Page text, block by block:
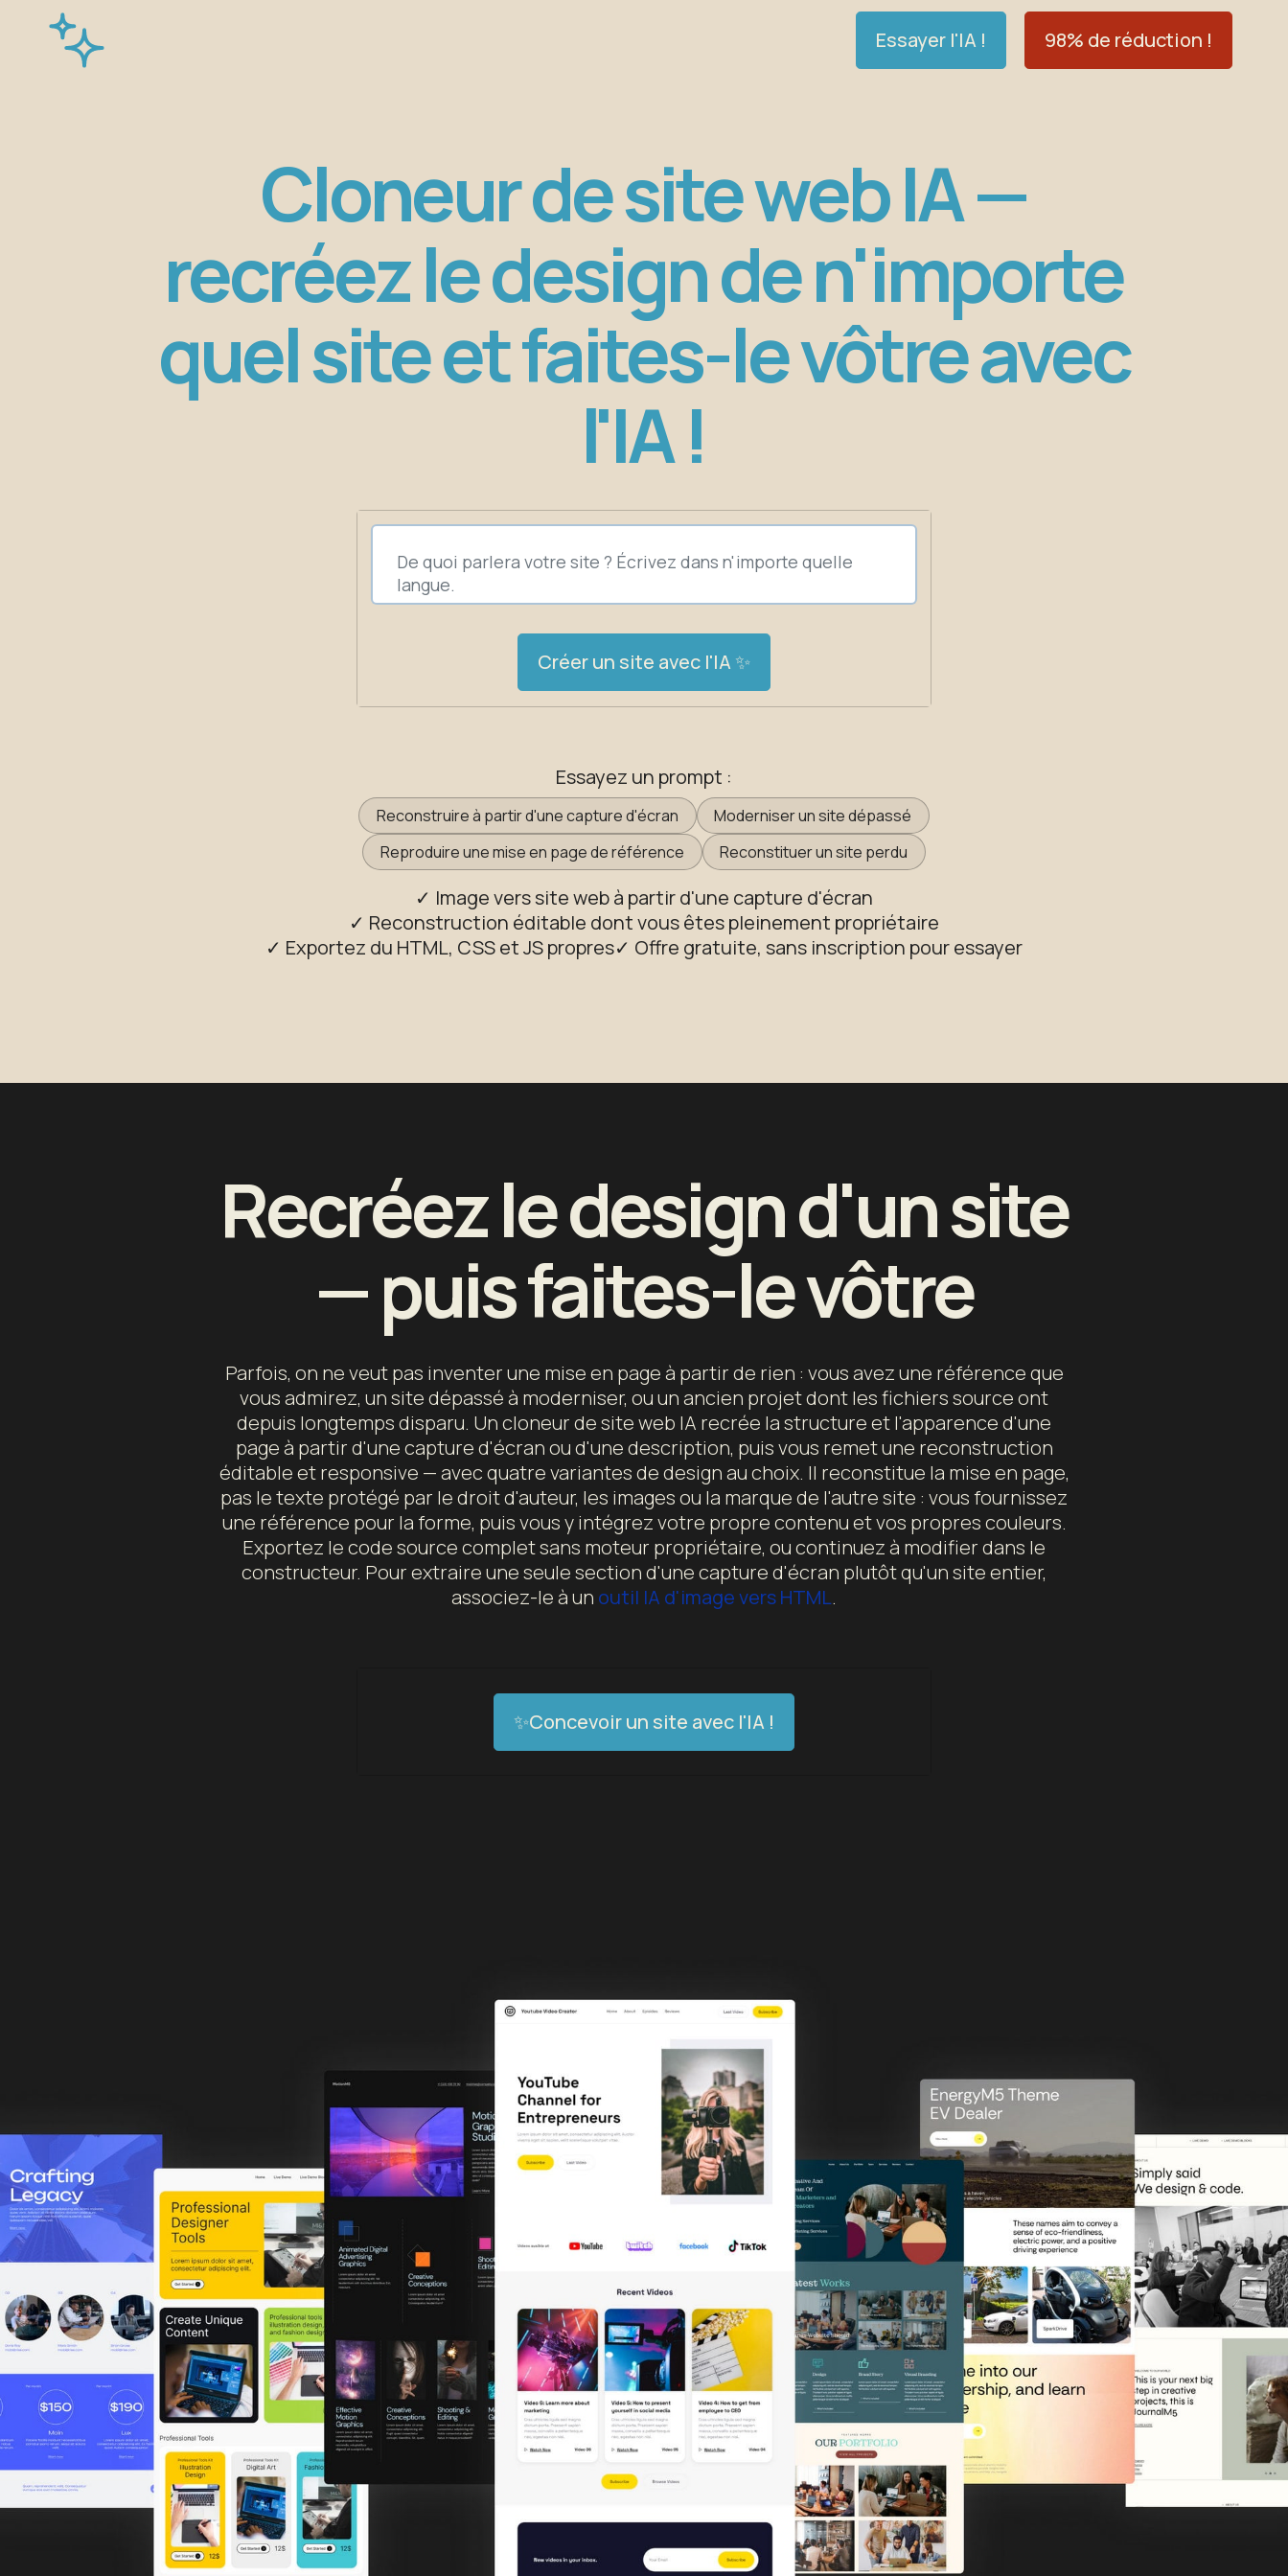
Essayer l'IA ! 98% de réduction !
Cloneur de site web IA —
recréez le design de n'importe
quel site et faites-le vôtre avec
l'IA !
Créer un site avec l'IA ✨
Essayez un prompt :
Reconstruire à partir d'une capture d'écran
Moderniser un site dépassé
Reproduire une mise en page de référence
Reconstituer un site perdu
✓ Image vers site web à partir d'une capture d'écran
✓ Reconstruction éditable dont vous êtes pleinement propriétaire
✓ Exportez du HTML, CSS et JS propres✓ Offre gratuite, sans inscription pour essayer
Recréez le design d'un site
— puis faites-le vôtre
Parfois, on ne veut pas inventer une mise en page à partir de rien : vous avez une référence que
vous admirez, un site dépassé à moderniser, ou un ancien projet dont les fichiers source ont
depuis longtemps disparu. Un cloneur de site web IA recrée la structure et l'apparence d'une
page à partir d'une capture d'écran ou d'une description, puis vous remet une reconstruction
éditable et responsive — avec quatre variantes de design au choix. Il reconstitue la mise en page,
pas le texte protégé par le droit d'auteur, les images ou la marque de l'autre site : vous fournissez
une référence pour la forme, puis vous y intégrez votre propre contenu et vos propres couleurs.
Exportez le code source complet sans moteur propriétaire, ou continuez à modifier dans le
constructeur. Pour extraire une seule section d'une capture d'écran plutôt qu'un site entier,
associez-le à un outil IA d'image vers HTML.
✨Concevoir un site avec l'IA !